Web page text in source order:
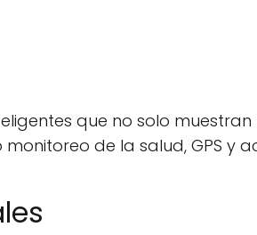
que no solo
de la salud, GPS y